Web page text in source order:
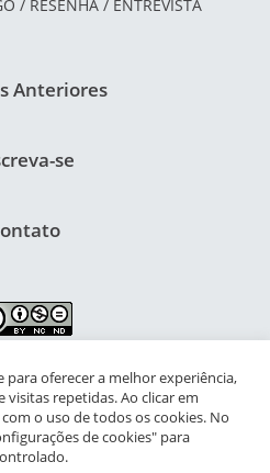
/ RESENHA / ENTREVISTA
Anteriores
se
de Pesquisa para a Infância e
- Campus da Praia Vermelha
para oferecer a melhor experiência,
visitas repetidas. Ao clicar em
o uso de todos os cookies. No
de cookies" para